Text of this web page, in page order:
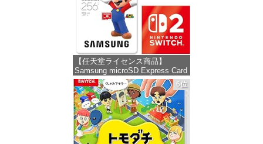
【任天堂ライセンス商品】
Samsung microSD Express Card
256GB for Nintendo Switch 2(サ
ムスン マイクロSDエクスプレス
カード 256GB) 【Amazon.co.jp
限定特典】Nintendo S
価格：¥9,400
6位